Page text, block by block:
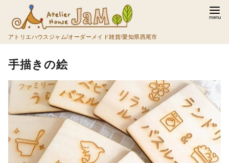
ン
アトリエハウスジャム/オーダーメイド雑貨/愛知県西尾市
手描きの絵